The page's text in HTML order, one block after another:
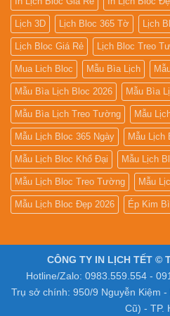
Lịch 3D Lịch Bloc 365 Tờ Lịch
Lịch Bloc Giá Rẻ Lịch Bloc Treo
Mua Lich Bloc Mẫu Bìa Lịch
Mẫu Bìa Lịch Bloc 2026 Mẫu Bìa
Mẫu Bìa Lịch Treo Tường Mẫu
Mẫu Lịch Bloc 365 Ngày Mẫu Lịch
Mẫu Lịch Bloc Khổ Đại Mẫu Lịch
Mẫu Lịch Bloc Treo Tường Mẫu
Mẫu Lịch Bloc Đẹp 2026 Ép Kim
CÔNG TY IN LỊCH TẾT ©
Hotline/Zalo: 0983.559.554 -
Trụ sở chính: 950/9 Nguyễn Kiệm
Cũ) - TP.